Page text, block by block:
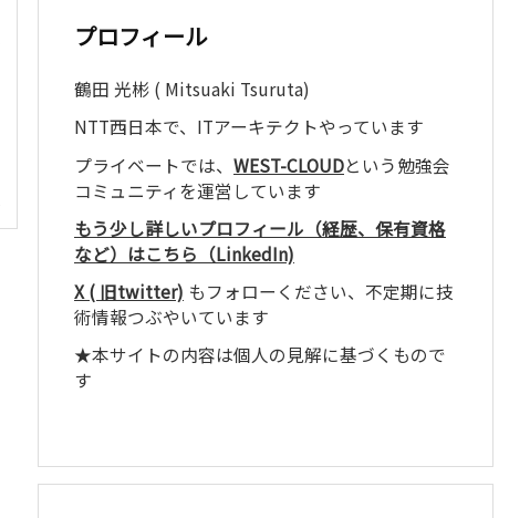
プロフィール
鶴田 光彬 ( Mitsuaki Tsuruta)
NTT西日本で、ITアーキテクトやっています
プライベートでは、 WEST-CLOUDという勉強会
コミュニティを運営しています
もう少し詳しいプロフィール（経歴、保有資格
など）はこちら（LinkedIn)
X ( 旧twitter) もフォローください、不定期に技
術情報つぶやいています
★本サイトの内容は個人の見解に基づくもので
す